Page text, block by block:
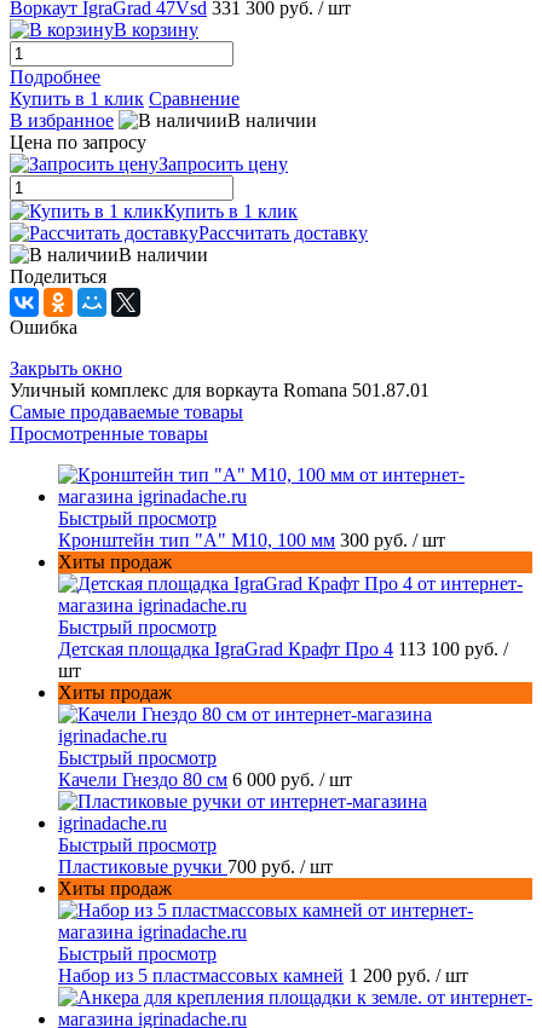
Воркаут IgraGrad 47Vsd 331 300 руб. / шт
В корзину
Подробнее
Купить в 1 клик Сравнение
В избранное
В наличии
Цена по запросу
Запросить цену
Купить в 1 клик
Рассчитать доставку
В наличии
Поделиться
Ошибка
Закрыть окно
Уличный комплекс для воркаута Romana 501.87.01
Самые продаваемые товары
Просмотренные товары
Быстрый просмотр
Кронштейн тип "A" M10, 100 мм 300 руб. / шт
Хиты продаж
Быстрый просмотр
Детская площадка IgraGrad Крафт Про 4 113 100 руб. /
шт
Хиты продаж
Быстрый просмотр
Качели Гнездо 80 см 6 000 руб. / шт
Быстрый просмотр
Пластиковые ручки 700 руб. / шт
Хиты продаж
Быстрый просмотр
Набор из 5 пластмассовых камней 1 200 руб. / шт